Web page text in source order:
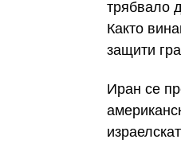
трябвало
Както
защити
Иран се